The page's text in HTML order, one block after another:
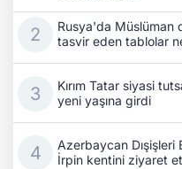
Rusya'da Müslüman
tasvir eden tablolar
Kırım Tatar siyasi
yeni yaşına girdi
Azerbaycan Dışişleri
İrpin kentini ziyaret